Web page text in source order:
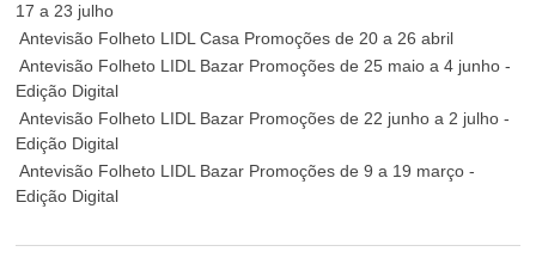
17 a 23 julho
Antevisão Folheto LIDL Casa Promoções de 20 a 26 abril
Antevisão Folheto LIDL Bazar Promoções de 25 maio a 4 junho -
Edição Digital
Antevisão Folheto LIDL Bazar Promoções de 22 junho a 2 julho -
Edição Digital
Antevisão Folheto LIDL Bazar Promoções de 9 a 19 março -
Edição Digital